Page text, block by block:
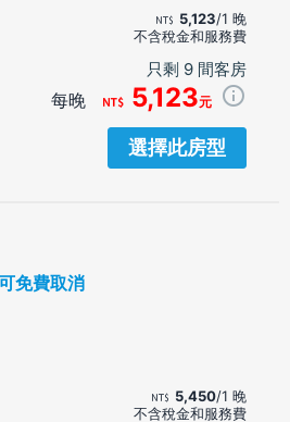
5,123/1 晚
不含稅金和服務費
只剩 9 間客房
每晚 5,123元
選擇此房型
免費取消
5,450/1 晚
不含稅金和服務費